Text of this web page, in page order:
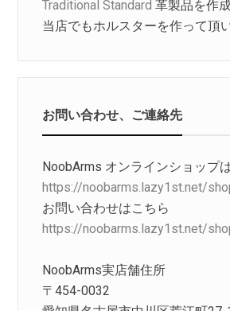
Traditional Standard 革製品を作
当店でもホルスターを作って頂
お問い合わせ、ご連絡先
NoobArms オンラインショップ
https://noobarms.lazy1st.net/
お問い合わせはこちら
https://noobarms.lazy1st.net/
NoobArms実店舗住所
〒454-0032